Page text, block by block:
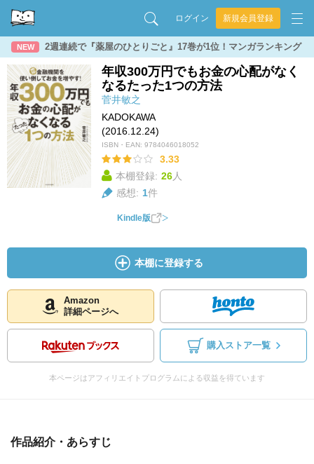
ログイン 新規会員登録
NEW 2週連続で『薬屋のひとりごと』17巻が1位！マンガランキング
年収300万円でもお金の心配がなく
なるたった1つの方法
菅井敏之
KADOKAWA
(2016.12.24)
ISBN・EAN: 9784046018052
3.33
本棚登録: 26人
感想: 1件
Kindle版
本棚に登録する
Amazon
詳細ページへ
購入ストア一覧
本ページはアフィリエイトプログラムによる収益を得ています
作品紹介・あらすじ